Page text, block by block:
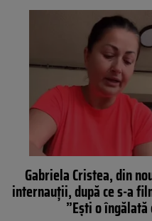
Gabriela Cristea, din
internauții, după ce s-a
”Ești o